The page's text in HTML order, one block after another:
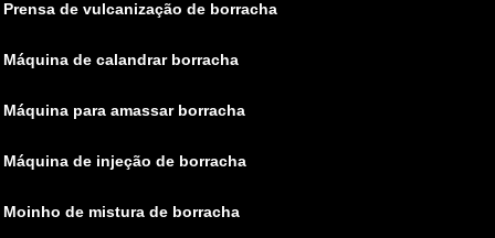
Prensa de vulcanização de borracha
Máquina de calandrar borracha
Máquina para amassar borracha
Máquina de injeção de borracha
Moinho de mistura de borracha